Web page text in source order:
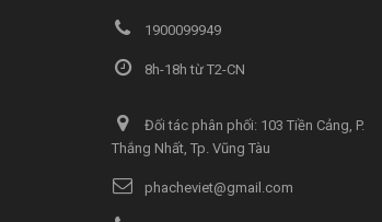
1900099949
8h-18h từ T2-CN
Đối tác phân phối: 103 Tiền Cảng, P.
Thắng Nhất, Tp. Vũng Tàu
phacheviet@gmail.com